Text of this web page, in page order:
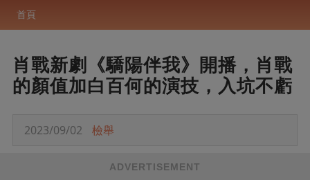
首頁
肖戰新劇《驕陽伴我》開播，肖戰
的顏值加白百何的演技，入坑不虧
2023/09/02 檢舉
ADVERTISEMENT